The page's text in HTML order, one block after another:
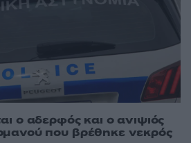
ο αδερφός και ο ανιψιός
που βρέθηκε νεκρός